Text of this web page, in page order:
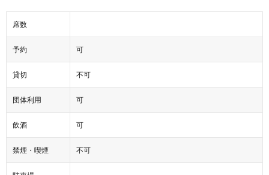
席数
予約 可
貸切 不可
団体利用 可
飲酒 可
禁煙・喫煙 不可